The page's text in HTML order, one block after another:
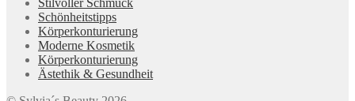
Stilvoller Schmuck
Schönheitstipps
Körperkonturierung
Moderne Kosmetik
Körperkonturierung
Ästethik & Gesundheit